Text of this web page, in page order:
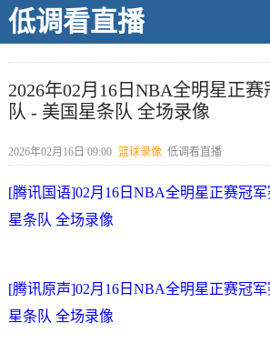
低调看直播
2026年02月16日NBA全明星正
队 - 美国星条队 全场录像
2026年02月16日 09:00 篮球录像 低调看直播
[腾讯国语]02月16日NBA全明星正赛冠
星条队 全场录像
[腾讯原声]02月16日NBA全明星正赛冠
星条队 全场录像